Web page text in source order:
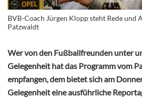
BVB-Coach Jürgen Klopp steht Rede und
Patzwaldt
Wer von den Fußballfreunden unter
Gelegenheit hat das Programm vom
empfangen, dem bietet sich am
Gelegenheit eine ausführliche